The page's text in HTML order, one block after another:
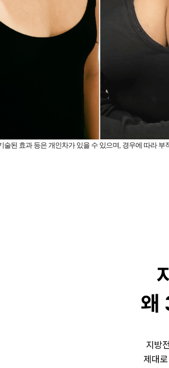
술된 효과 등은 개인차가 있을 수 있으며, 경우에 따라 부
왜
지방
제대